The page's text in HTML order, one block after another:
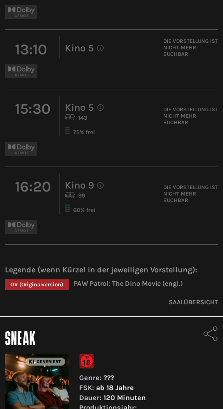
13:10 Kino 5 i
DIE VORSTELLUNG IST
NICHT MEHR
BUCHBAR
15:30 Kino 5 i
143
75% frei
DIE VORSTELLUNG IST
NICHT MEHR
BUCHBAR
16:20 Kino 9 i
99
60% frei
DIE VORSTELLUNG IST
NICHT MEHR
BUCHBAR
Legende (wenn Kürzel in der jeweiligen Vorstellung):
OV (Originalversion) PAW Patrol: The Dino Movie (engl.)
SAALÜBERSICHT
SNEAK
Genre: ???
FSK: ab 18 Jahre
Dauer: 120 Minuten